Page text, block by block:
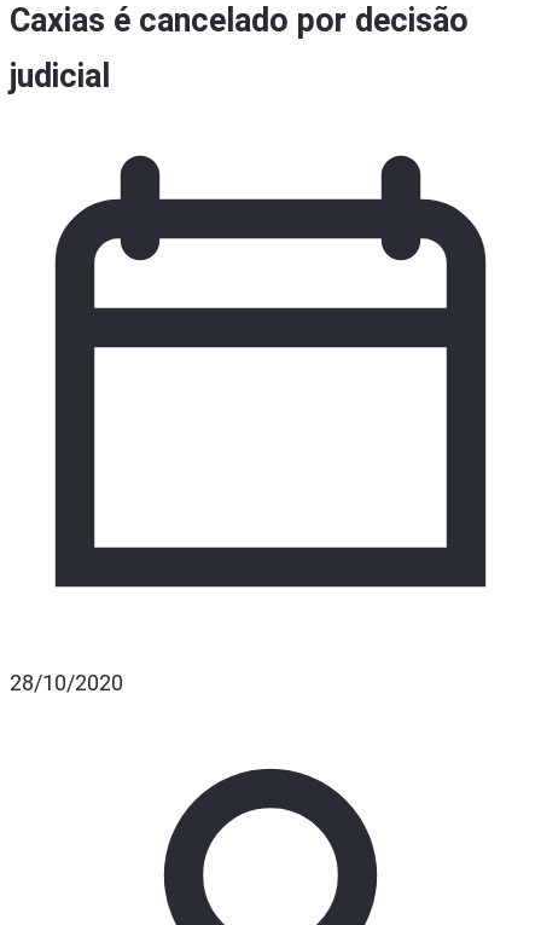
Caxias é cancelado por decisão
judicial
28/10/2020